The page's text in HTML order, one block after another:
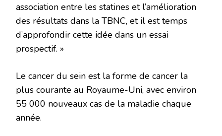
association entre les statines et l’amélioration
des résultats dans la TBNC, et il est temps
d’approfondir cette idée dans un essai
prospectif. »
Le cancer du sein est la forme de cancer la
plus courante au Royaume-Uni, avec environ
55 000 nouveaux cas de la maladie chaque
année.